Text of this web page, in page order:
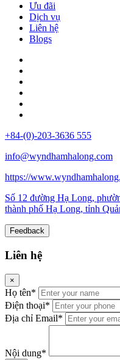
Ưu đãi
Dịch vụ
Liên hệ
Blogs
+84-(0)-203-3636 555
info@wyndhamhalong.com
https://
Số 12 đường Hạ Long,
thành phố Hạ Long, tỉnh
Feedback
Liên hệ
×
Họ tên*
Điện thoại*
Địa chỉ Email*
Nội dung*